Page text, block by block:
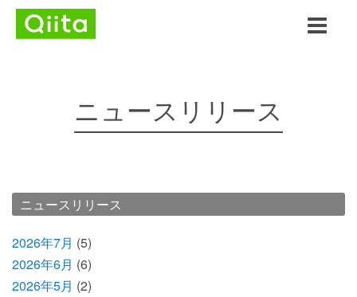
ニュースリリース
ニュースリリース
2026年7月 (5)
2026年6月 (6)
2026年5月 (2)